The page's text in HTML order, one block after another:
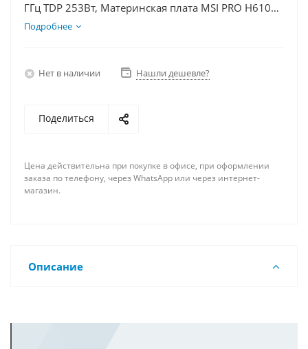
ГГц TDP 253Вт, Материнская плата MSI PRO H610M-
E D5, Видеокарта RTX 4060 8Гб, Память
Подробнее
Нет в наличии Нашли дешевле?
Поделиться
Цена действительна при покупке в офисе, при оформлении
заказа по телефону, через WhatsApp или через интернет-
магазин.
Описание